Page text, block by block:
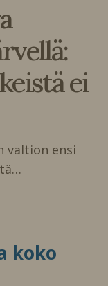
ei
valtion ensi
koko